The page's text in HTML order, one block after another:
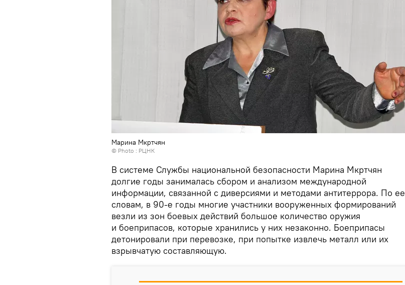
Марина Мкртчян
© Photo : РЦНК
В системе Службы национальной безопасности Марина Мкртчян
долгие годы занималась сбором и анализом международной
информации, связанной с диверсиями и методами антитеррора. По ее
словам, в 90-е годы многие участники вооруженных формирований
везли из зон боевых действий большое количество оружия
и боеприпасов, которые хранились у них незаконно. Боеприпасы
детонировали при перевозке, при попытке извлечь металл или их
взрывчатую составляющую.